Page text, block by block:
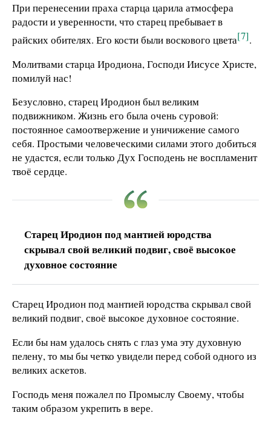
При перенесении праха старца царила атмосфера
радости и уверенности, что старец пребывает в
райских обителях. Его кости были воскового цвета[7].
Молитвами старца Иродиона, Господи Иисусе Христе,
помилуй нас!
Безусловно, старец Иродион был великим
подвижником. Жизнь его была очень суровой:
постоянное самоотвержение и уничижение самого
себя. Простыми человеческими силами этого добиться
не удастся, если только Дух Господень не воспламенит
твоё сердце.
Старец Иродион под мантией юродства
скрывал свой великий подвиг, своё высокое
духовное состояние
Старец Иродион под мантией юродства скрывал свой
великий подвиг, своё высокое духовное состояние.
Если бы нам удалось снять с глаз ума эту духовную
пелену, то мы бы четко увидели перед собой одного из
великих аскетов.
Господь меня пожалел по Промыслу Своему, чтобы
таким образом укрепить в вере.